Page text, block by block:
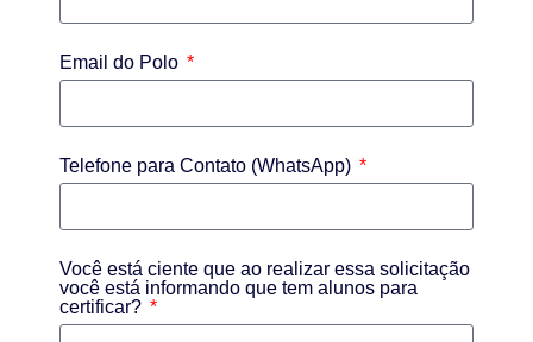
Email do Polo
Telefone para Contato (WhatsApp)
Você está ciente que ao realizar essa solicitação
você está informando que tem alunos para
certificar?